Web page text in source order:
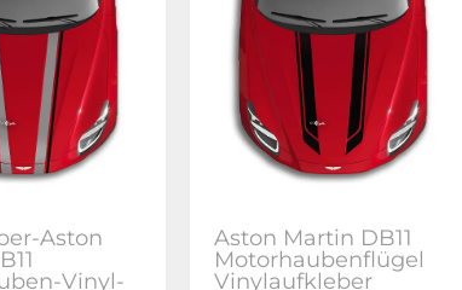
Aston
Vinyl-
Aston Martin DB11
Motorhaubenflügel
Vinylaufkleber